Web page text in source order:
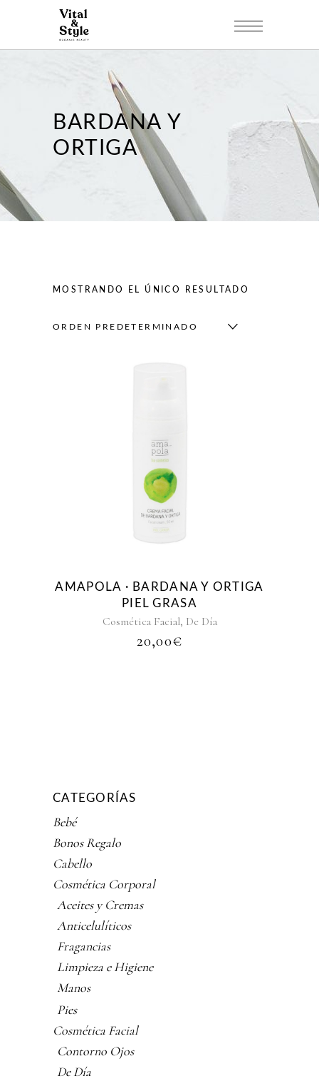
BARDANA Y
ORTIGA
MOSTRANDO EL ÚNICO RESULTADO
ORDEN PREDETERMINADO
AMAPOLA · BARDANA Y ORTIGA
PIEL GRASA
Cosmética Facial, De Día
20,00€
CATEGORÍAS
Bebé
Bonos Regalo
Cabello
Cosmética Corporal
Aceites y Cremas
Anticelulíticos
Fragancias
Limpieza e Higiene
Manos
Pies
Cosmética Facial
Contorno Ojos
De Día